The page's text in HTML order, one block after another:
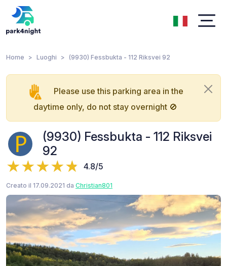
Home Luoghi (9930) Fessbukta - 112 Riksvei 92
Please use this parking area in the
daytime only, do not stay overnight 🚫
(9930) Fessbukta - 112 Riksvei
92
4.8/5
Creato il 17.09.2021 da Christian801